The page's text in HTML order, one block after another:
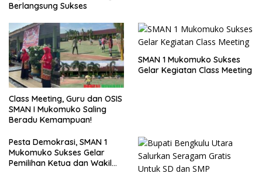
Berlangsung Sukses
Class Meeting, Guru dan OSIS
SMAN I Mukomuko Saling
Beradu Kemampuan!
SMAN 1 Mukomuko Sukses
Gelar Kegiatan Class Meeting
Pesta Demokrasi, SMAN 1
Mukomuko Sukses Gelar
Pemilihan Ketua dan Wakil